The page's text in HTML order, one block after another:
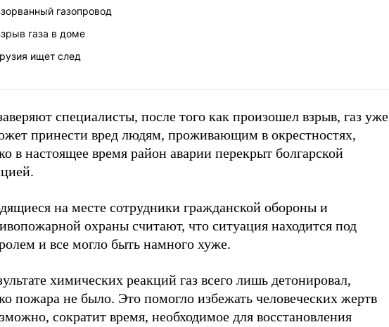
газопровод
газа в доме
ищет след
специалисты, после того как произошел взрыв, газ уже
принести вред людям, проживающим в окрестностях,
в настоящее время район аварии перекрыт болгарской
на месте сотрудники гражданской обороны и
охраны считают, что ситуация находится под
и все могло быть намного хуже.
химических реакций газ всего лишь детонировал,
пожара не было. Это помогло избежать человеческих жертв
сократит время, необходимое для восстановления